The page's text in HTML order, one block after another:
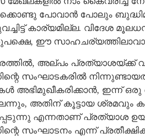
പോവാൻ പോലും
കാര്യമില്ല. വിദേശ
ഈ
അല്പം പ്രത്യാശയ്ക്ക്
സംഘാടകരിൽ
അഭിമുഖീകരിക്കാൻ, ഇന്ന് ഒരു
അതിന് കൂട്ടായ
എന്നതാണ് പ്രത്യാശ
സംഘാടനം എന്ന്